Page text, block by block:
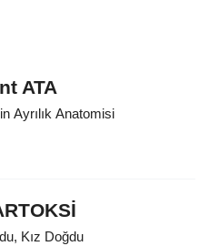
ATA
Ayrılık Anatomisi
Kız Doğdu